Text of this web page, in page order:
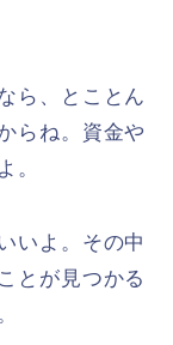
ら、とことん
らね。資金や
。
いよ。その中
とが見つかる